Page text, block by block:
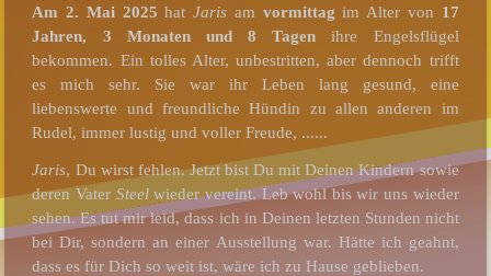
Am 2. Mai 2025 hatJaris am vormittag im Alter von 17
Jahren, 3 Monaten und 8 Tagen ihre Engelsflügel
bekommen. Ein tolles Alter, unbestritten, aber dennoch trifft
es mich sehr. Sie war ihr Leben lang gesund, eine
liebenswerte und freundliche Hündin zu allen anderen im
Rudel, immer lustig und voller Freude, ......
Jaris, Du wirst fehlen. Jetzt bist Du mit Deinen Kindern sowie
deren Vater Steelwieder vereint. Leb wohl bis wir uns wieder
sehen. Es tut mir leid, dass ich in Deinen letzten Stunden nicht
bei Dir, sondern an einer Ausstellung war. Hätte ich geahnt,
dass es für Dich so weit ist, wäre ich zu Hause geblieben.